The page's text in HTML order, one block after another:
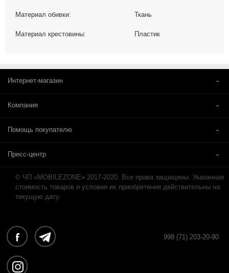
Материал обивки: Ткань
Материал крестовины: Пластик
Интернет-магазин
Компания
Помощь покупателю
Пресс-центр
© ЧП «MOBILEZONE» 2017-2020. Все права защищены. Указанная
стоимость товаров и условия их приобретения действительны на
текущую дату.
998 (71) 203-20-90